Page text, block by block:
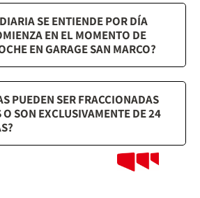
SE ENTIENDE POR DÍA
EN EL MOMENTO DE
EN GARAGE SAN MARCO?
PUEDEN SER FRACCIONADAS
O SON EXCLUSIVAMENTE DE 24